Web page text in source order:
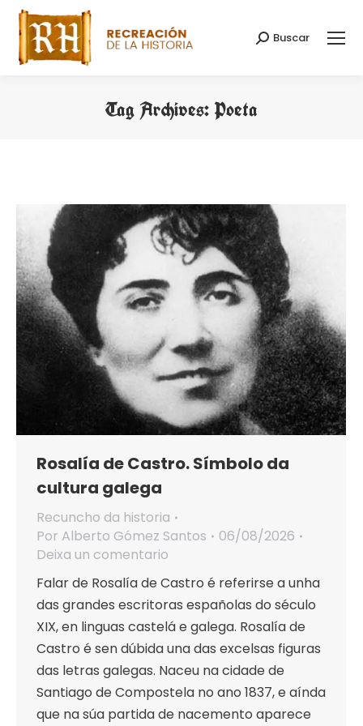
Search:
Buscar
Tag Archives: Poeta
Rosalía de Castro. Símbolo da
cultura galega
Recuncho da historia
Por Alberto Gómez Santos
06/08/2026
Deixa un comentario
Falar de Rosalía de Castro é referirse a unha
das grandes escritoras españolas do século
XIX, en linguas castelá e galega. Rosalía de
Castro é sen dúbida una das excelsas figuras
das letras galegas. Naceu na cidade de
Santiago de Compostela no ano 1837, e aínda
que na súa partida de nacemento aparece